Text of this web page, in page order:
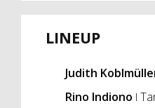
LINEUP
Judith
Rino Indiono ǀ